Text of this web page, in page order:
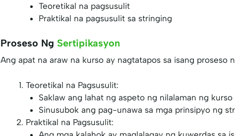
Teoretikal na pagsusulit
Praktikal na pagsusulit sa stringing
Proseso Ng Sertipikasyon
Ang apat na araw na kurso ay nagtatapos sa isang proseso
Teoretikal na Pagsusulit:
Saklaw ang lahat ng aspeto ng nilalaman ng kurso
Sinusubok ang pag-unawa sa mga prinsipyo ng
Praktikal na Pagsusulit: